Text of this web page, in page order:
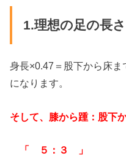
1.理想の足の長さ
身長×0.47＝股下から床ま
になります。
そして、膝から踵：股下
「 ５：３ 」